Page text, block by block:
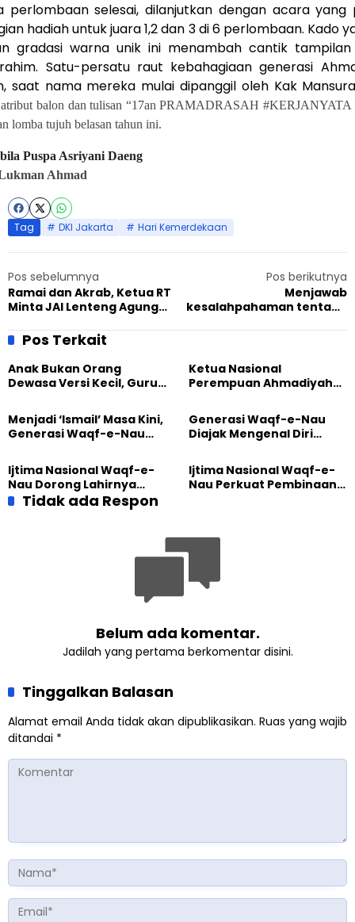
perlombaan selesai, dilanjutkan dengan acara yang
hadiah untuk juara 1,2 dan 3 di 6 perlombaan. Kado
gradasi warna unik ini menambah cantik
Satu-persatu raut kebahagiaan generasi
saat nama mereka mulai dipanggil oleh Kak
atribut balon dan tulisan “17an PRAMADRASAH #KERJANYATA
lomba tujuh belasan tahun ini.
Puspa Asriyani Daeng
Ahmad
Tag DKI Jakarta Hari Kemerdekaan
Pos sebelumnya
Ramai dan Akrab, Ketua RT
Minta JAI Lenteng Agung
Belasan Lagi
Pos berikutnya
Menjawab
kesalahpahaman tentang
#MobileMuslims
Pos Terkait
Anak Bukan Orang
Dewasa Versi Kecil, Guru
Pendidikan BERLIAN
Ketua Nasional
Perempuan Ahmadiyah
Besar Universitas
Terbuka
Menjadi ‘Ismail’ Masa Kini,
Generasi Waqf-e-Nau
Pengabdian
Generasi Waqf-e-Nau
Diajak Mengenal Diri
Dunia
Ijtima Nasional Waqf-e-
Nau Dorong Lahirnya
Generasi Pengkhidmat
Ijtima Nasional Waqf-e-
Nau Perkuat Pembinaan
Tidak ada Respon
Belum ada komentar.
Jadilah yang pertama berkomentar disini.
Tinggalkan Balasan
Alamat email Anda tidak akan dipublikasikan. Ruas yang wajib
ditandai *